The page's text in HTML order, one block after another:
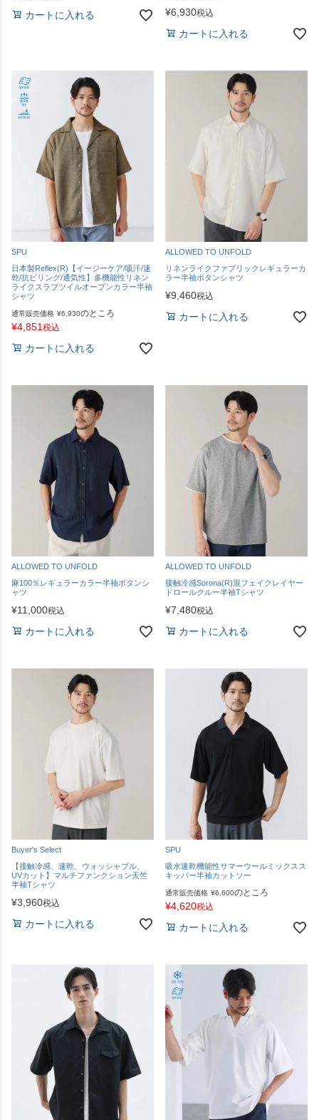
カートに入れる ¥6,930税込
カートに入れる
SPU
日本製Reflex(R)【イージーケア/吸汗/速
乾/抗ピリング/通気性】多機能性リネン
ライクスラブツイルオープンカラー半袖
シャツ
通常販売価格 ¥6,930のところ
¥4,851 税込
カートに入れる
ALLOWED TO UNFOLD
リネンライクファブリックレギュラーカ
ラー半袖ボタンシャツ
¥9,460税込
カートに入れる
ALLOWED TO UNFOLD
麻100％レギュラーカラー半袖ボタンシ
ャツ
¥11,000税込
カートに入れる
ALLOWED TO UNFOLD
接触冷感Sorona(R)混フェイクレイヤー
ドロールクルー半袖Tシャツ
¥7,480税込
カートに入れる
Buyer's Select
【接触冷感、速乾、ウォッシャブル、
UVカット】マルチファンクション天竺
半袖Tシャツ
¥3,960税込
カートに入れる
SPU
吸水速乾機能性サマーウールミックスス
キッパー半袖カットソー
通常販売価格 ¥6,600のところ
¥4,620税込
カートに入れる